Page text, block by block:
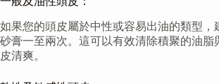
如果您的頭皮屬於中性或容易出油的類型，
砂膏一至兩次。這可以有效清除積聚的油脂
皮清爽。